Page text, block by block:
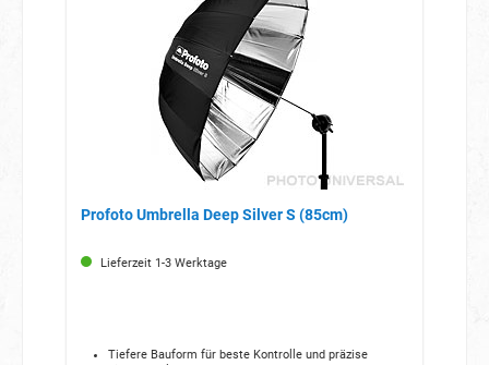
Profoto Umbrella Deep Silver S (85cm)
Lieferzeit 1-3 Werktage
Tiefere Bauform für beste Kontrolle und präzise